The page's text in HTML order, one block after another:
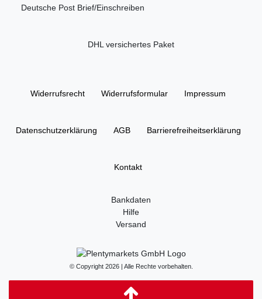
Deutsche Post Brief/Einschreiben
DHL versichertes Paket
Widerrufs­recht Widerrufs­formular Impressum
Daten­schutz­erklärung AGB Barrierefreiheitserklärung
Kontakt
Bankdaten
Hilfe
Versand
© Copyright 2026 | Alle Rechte vorbehalten.